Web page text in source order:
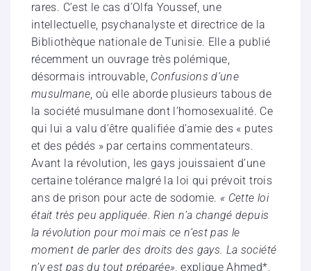
rares. C’est le cas d’Olfa Youssef, une
intellectuelle, psychanalyste et directrice de la
Bibliothèque nationale de Tunisie. Elle a publié
récemment un ouvrage très polémique,
désormais introuvable, Confusions d’une
musulmane, où elle aborde plusieurs tabous de
la société musulmane dont l’homosexualité. Ce
qui lui a valu d’être qualifiée d’amie des « putes
et des pédés » par certains commentateurs.
Avant la révolution, les gays jouissaient d’une
certaine tolérance malgré la loi qui prévoit trois
ans de prison pour acte de sodomie. « Cette loi
était très peu appliquée. Rien n’a changé depuis
la révolution pour moi mais ce n’est pas le
moment de parler des droits des gays. La société
n’y est pas du tout préparée», explique Ahmed*,